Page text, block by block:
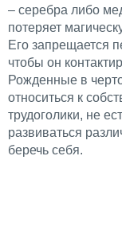
– серебра либо
потеряет
Его запрещается
чтобы он
Рожденные в
относиться к
трудоголики, не
развиваться
беречь себя.